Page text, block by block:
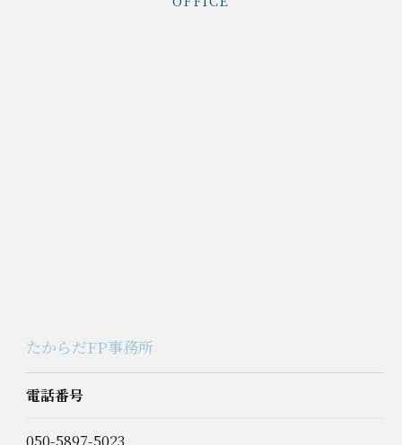
たからだFP事務所
電話番号
050-5897-5023